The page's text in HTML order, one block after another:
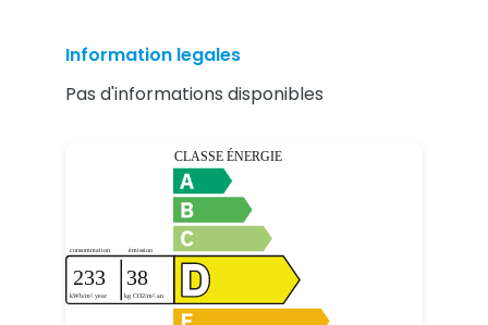
Information legales
Pas d'informations disponibles